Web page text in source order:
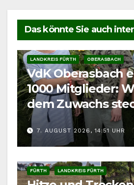
Das könnte Sie auch
LANDKREIS FÜRTH OBERASBACH
VdK Oberasbach
1000 Mitglieder:
dem Zuwachs
7. AUGUST 2026, 14:51 UHR
FÜRTH LANDKREIS FÜRTH